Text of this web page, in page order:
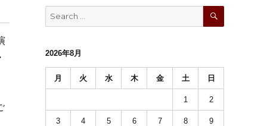
Search
for:
SEARCH
2026年8月
月 火 水 木 金 土 日
1 2
3 4 5 6 7 8 9